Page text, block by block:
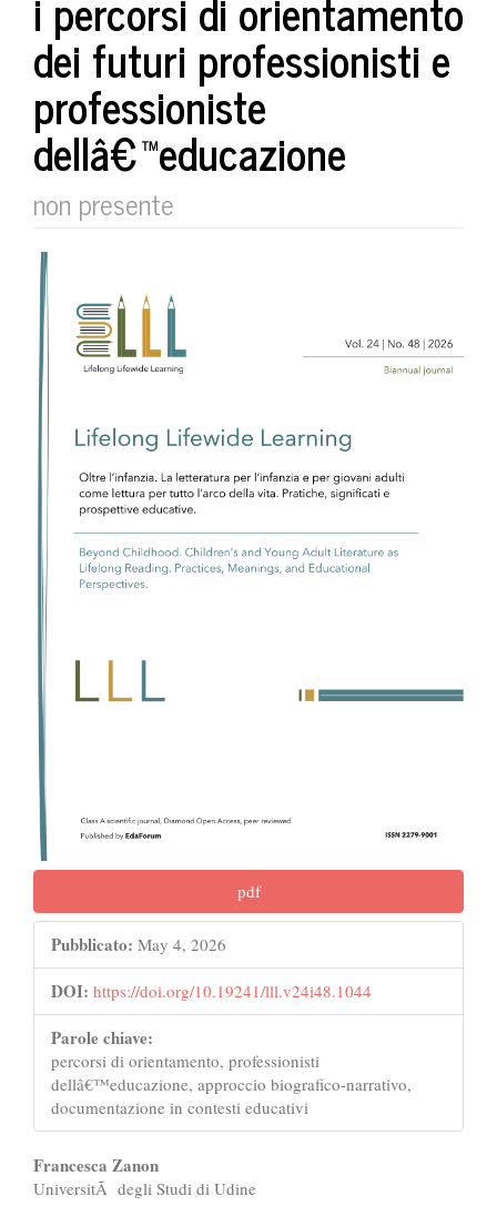
dei futuri professionisti e
professioniste
dellâ€™educazione
non presente
pdf
Pubblicato: May 4, 2026
DOI: https://doi.org/10.19241/lll.v24i48.1044
Parole chiave:
percorsi di orientamento, professionisti
dellâ€™educazione, approccio biografico-narrativo,
documentazione in contesti educativi
Francesca Zanon
UniversitÃ degli Studi di Udine